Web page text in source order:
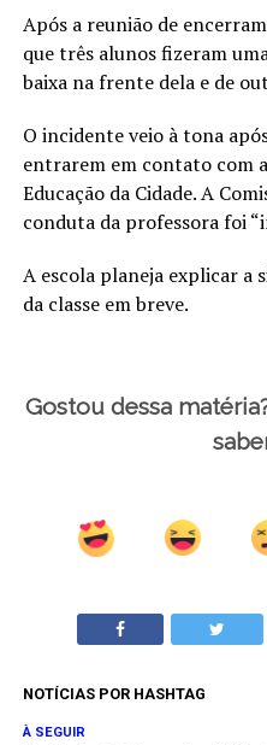
Após a reunião de
que três alunos fizeram
baixa na frente dela e de
O incidente veio à tona
entrarem em contato com
Educação da Cidade. A
conduta da professora foi
A escola planeja explicar a
da classe em breve.
Gostou dessa
NOTÍCIAS POR HASHTAG
À SEGUIR